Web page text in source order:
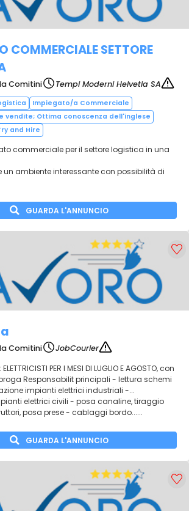
COMMERCIALE SETTORE
Comitini Tempi Moderni Helvetia SA
Impiegato/a Commerciale
vendite; Ottima conoscenza dell'inglese
and Hire
commerciale per il settore logistica in una
un ambiente interessante con possibilità di
GUARDA L'ANNUNCIO
Comitini
JobCourier
PER I MESI DI LUGLIO E AGOSTO, con
Responsabilit principali - lettura schemi
impianti elettrici industriali -...
elettrici civili - posa canaline, tiraggio
posa prese - cablaggi bordo......
GUARDA L'ANNUNCIO